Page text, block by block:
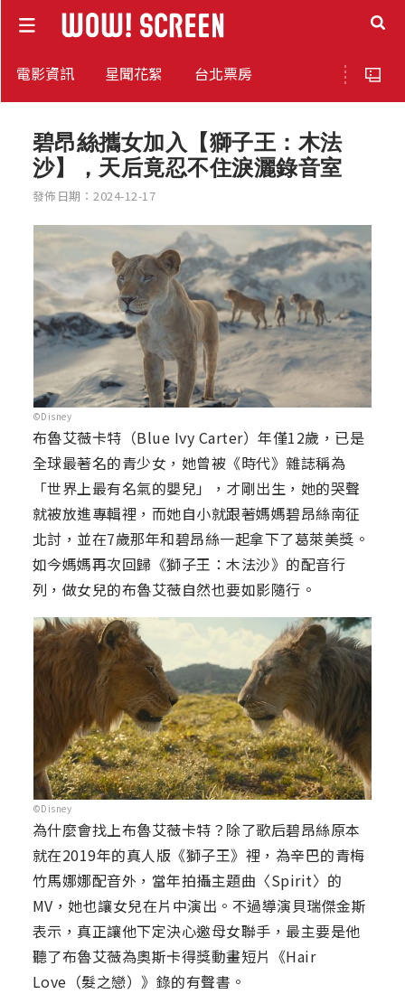
電影資訊 星聞花絮 台北票房
碧昂絲攜女加入【獅子王：木法
沙】，天后竟忍不住淚灑錄音室
發佈日期：2024-12-17
©Disney
布魯艾薇卡特（Blue Ivy Carter）年僅12歲，已是
全球最著名的青少女，她曾被《時代》雜誌稱為
「世界上最有名氣的嬰兒」，才剛出生，她的哭聲
就被放進專輯裡，而她自小就跟著媽媽碧昂絲南征
北討，並在7歲那年和碧昂絲一起拿下了葛萊美獎。
如今媽媽再次回歸《獅子王：木法沙》的配音行
列，做女兒的布魯艾薇自然也要如影隨行。
©Disney
為什麼會找上布魯艾薇卡特？除了歌后碧昂絲原本
就在2019年的真人版《獅子王》裡，為辛巴的青梅
竹馬娜娜配音外，當年拍攝主題曲〈Spirit〉的
MV，她也讓女兒在片中演出。不過導演貝瑞傑金斯
表示，真正讓他下定決心邀母女聯手，最主要是他
聽了布魯艾薇為奧斯卡得獎動畫短片《Hair
Love（髮之戀）》錄的有聲書。